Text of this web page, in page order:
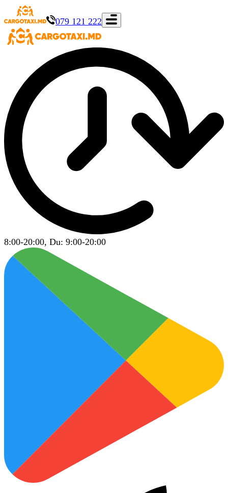
079 121 222
8:00-20:00, Du: 9:00-20:00